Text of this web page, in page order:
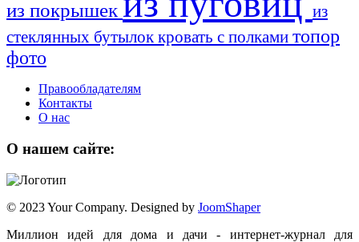
из покрышек
из
стеклянных бутылоккровать с полками топор
фото
Правообладателям
Контакты
О нас
О нашем сайте:
© 2023 Your Company. Designed by JoomShaper
Миллион идей для дома и дачи - интернет-журнал для